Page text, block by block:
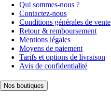
Qui sommes-nous ?
Contactez-nous
Conditions générales de vente
Retour & remboursement
Mentions légales
Moyens de paiement
Tarifs et options de livraison
Avis de confidentialité
Nos boutiques